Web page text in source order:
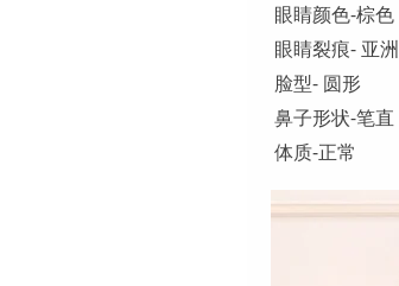
眼睛颜色-棕色
眼睛裂痕- 亚洲
脸型- 圆形
鼻子形状-笔直
体质-正常